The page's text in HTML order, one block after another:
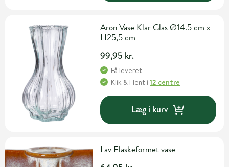
Aron Vase Klar Glas Ø14.5 cm x
H25,5 cm
99,95 kr.
Få leveret
Klik & Hent i12 centre
Læg i kurv
Lav Flaskeformet vase